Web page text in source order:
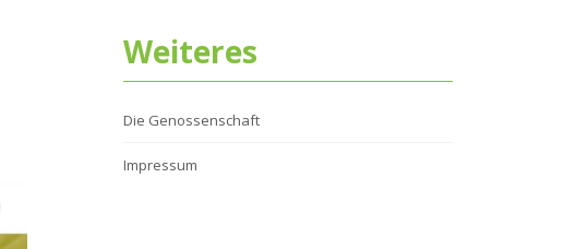
Weiteres
Die Genossenschaft
Impressum